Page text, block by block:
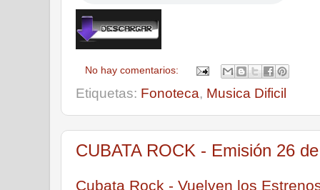
No hay comentarios:
Etiquetas: Fonoteca, Musica Dificil
CUBATA ROCK - Emisión 26
Cubata Rock - Vuelven los